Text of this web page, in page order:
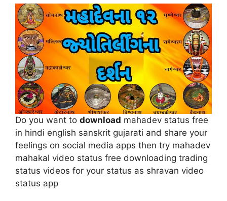
Do you want to download mahadev status free
in hindi english sanskrit gujarati and share your
feelings on social media apps then try mahadev
mahakal video status free downloading trading
status videos for your status as shravan video
status app